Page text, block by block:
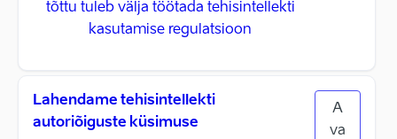
tõttu tuleb välja töötada tehisintellekti
kasutamise regulatsioon
Lahendame tehisintellekti
autoriõiguste küsimuse
A
va